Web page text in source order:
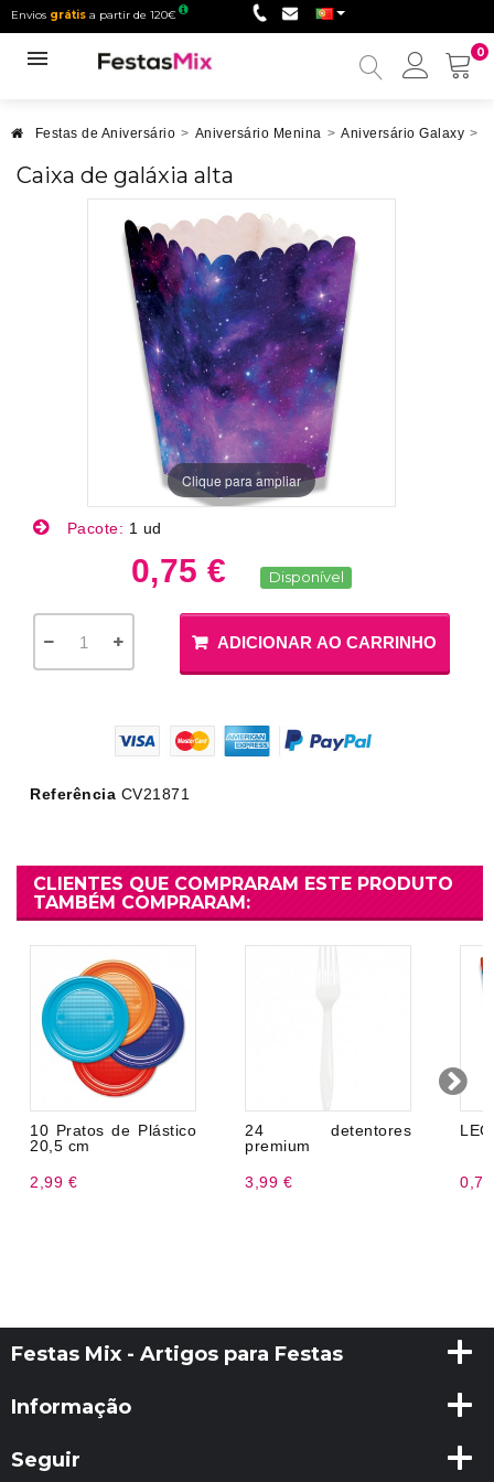
Envios grátis a partir de 120€
0
Minha
Festas de Aniversário > Aniversário Menina > Aniversário Galaxy >
Caixa de galáxia alta
Clique para ampliar
Pacote: 1 ud
0,75 € Disponível
ADICIONAR AO CARRINHO
Referência CV21871
CLIENTES QUE COMPRARAM ESTE PRODUTO
TAMBÉM COMPRARAM:
10 Pratos de Plástico
20,5 cm
2,99 €
24 detentores
premium
3,99 €
Festas Mix - Artigos para Festas
Informação
Seguir